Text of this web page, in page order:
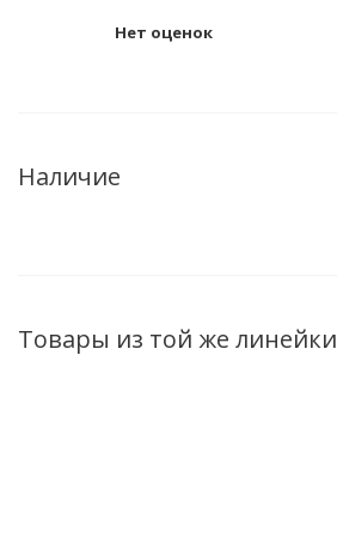
Нет оценок
Наличие
Товары из той же линейки